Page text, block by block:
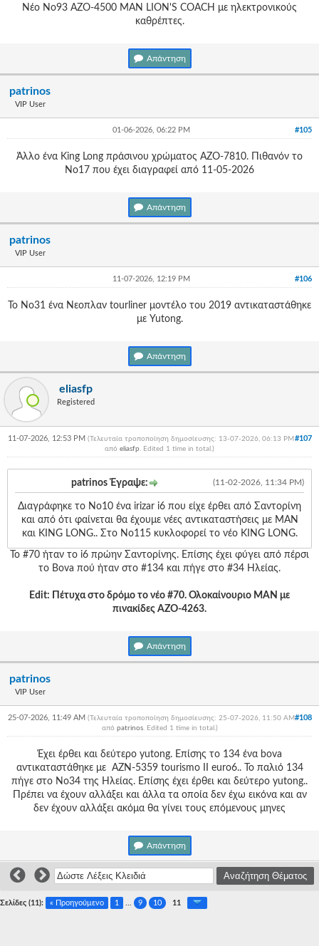
Νέο Νο93 ΑΖΟ-4500 ΜΑΝ LION'S COACH με ηλεκτρονικούς
καθρέπτες.
Απάντηση
patrinos
VIP User
#105
01-06-2026, 06:22 PM
Άλλο ένα King Long πράσινου χρώματος ΑΖΟ-7810. Πιθανόν το
Νο17 που έχει διαγραφεί από 11-05-2026
Απάντηση
patrinos
VIP User
#106
11-07-2026, 12:19 PM
Το Νο31 ένα Νεοπλαν tourliner μοντέλο του 2019 αντικαταστάθηκε
με Yutong.
Απάντηση
eliasfp
Registered
#107
11-07-2026, 12:53 PM (Τελευταία τροποποίηση δημοσίευσης: 13-07-2026, 06:13 PM
από eliasfp . Edited 1 time in total.)
(11-02-2026, 11:34 PM)
patrinos Έγραψε:
Διαγράφηκε το Νο10 ένα irizar i6 που είχε έρθει από Σαντορίνη
και από ότι φαίνεται θα έχουμε νέες αντικαταστήσεις με MAN
και KING LONG.. Στο Νο115 κυκλοφορεί το νέο KING LONG.
To #70 ήταν το i6 πρώην Σαντορίνης. Επίσης έχει φύγει από πέρσι
το Bova πού ήταν στο #134 και πήγε στο #34 Ηλείας.
Edit: Πέτυχα στο δρόμο το νέο #70. Ολοκαίνουριο MAN με
πινακίδες ΑΖΟ-4263.
Απάντηση
patrinos
VIP User
#108
25-07-2026, 11:49 AM (Τελευταία τροποποίηση δημοσίευσης: 25-07-2026, 11:50 AM
από patrinos. Edited 1 time in total.)
Έχει έρθει και δεύτερο yutong. Επίσης το 134 ένα bova
αντικαταστάθηκε με ΑΖΝ-5359 tourismo II euro6.. Το παλιό 134
πήγε στο Νο34 της Ηλείας. Επίσης έχει έρθει και δεύτερο yutong..
Πρέπει να έχουν αλλάξει και άλλα τα οποία δεν έχω εικόνα και αν
δεν έχουν αλλάξει ακόμα θα γίνει τους επόμενους μηνες
Απάντηση
Σελίδες (11): « Προηγούμενο 1 9 10 11